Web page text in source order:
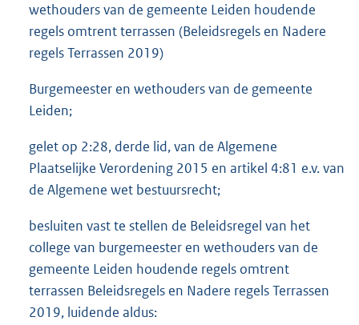
wethouders van de gemeente Leiden houdende
regels omtrent terrassen (Beleidsregels en Nadere
regels Terrassen 2019)
Burgemeester en wethouders van de gemeente
Leiden;
gelet op 2:28, derde lid, van de Algemene
Plaatselijke Verordening 2015 en artikel 4:81 e.v. van
de Algemene wet bestuursrecht;
besluiten vast te stellen de Beleidsregel van het
college van burgemeester en wethouders van de
gemeente Leiden houdende regels omtrent
terrassen Beleidsregels en Nadere regels Terrassen
2019, luidende aldus: